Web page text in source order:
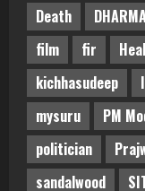
Death
film
fir
kichhasudeep
mysuru
PM
politician
sandalwood